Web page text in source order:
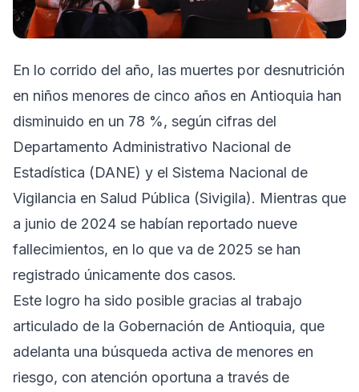
En lo corrido del año, las muertes por desnutrición
en niños menores de cinco años en Antioquia han
disminuido en un 78 %, según cifras del
Departamento Administrativo Nacional de
Estadística (DANE) y el Sistema Nacional de
Vigilancia en Salud Pública (Sivigila). Mientras que
a junio de 2024 se habían reportado nueve
fallecimientos, en lo que va de 2025 se han
registrado únicamente dos casos.
Este logro ha sido posible gracias al trabajo
articulado de la Gobernación de Antioquia, que
adelanta una búsqueda activa de menores en
riesgo, con atención oportuna a través de